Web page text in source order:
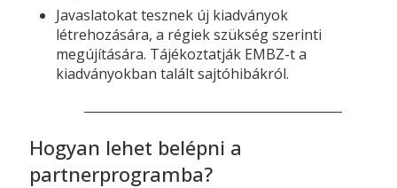
Javaslatokat tesznek új kiadványok
létrehozására, a régiek szükség szerinti
megújítására. Tájékoztatják EMBZ-t a
kiadványokban talált sajtóhibákról.
Hogyan lehet belépni a
partnerprogramba?